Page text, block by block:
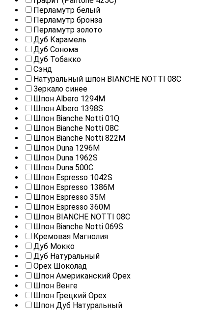
Перламутр белый
Перламутр бронза
Перламутр золото
Дуб Карамель
Дуб Сонома
Дуб Тобакко
Сэнд
Натуральный шпон BIANCHE NOTTI 08С
Зеркало синее
Шпон Albero 1294M
Шпон Albero 1398S
Шпон Bianche Notti 01Q
Шпон Bianche Notti 08С
Шпон Bianche Notti 822M
Шпон Duna 1296M
Шпон Duna 1962S
Шпон Duna 500C
Шпон Espresso 1042S
Шпон Espresso 1386M
Шпон Espresso 35М
Шпон Espresso 360М
Шпон BIANCHE NOTTI 08С
Шпон Bianche Notti 069S
Кремовая Магнолия
Дуб Мокко
Дуб Натуральный
Орех Шоколад
Шпон Американский Орех
Шпон Венге
Шпон Грецкий Орех
Шпон Дуб Натуральный